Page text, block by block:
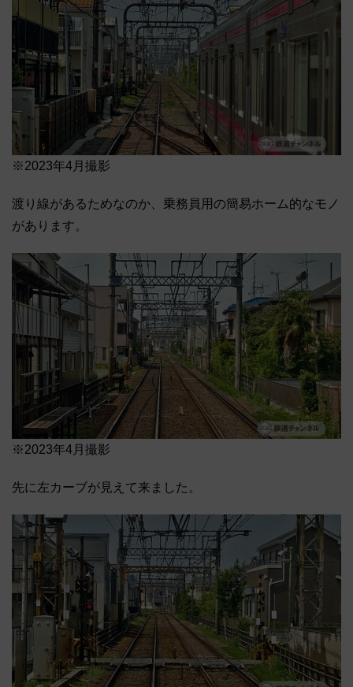
※2023年4月撮影
渡り線があるためなのか、乗務員用の簡易ホーム的なモノ
があります。
※2023年4月撮影
先に左カーブが見えて来ました。